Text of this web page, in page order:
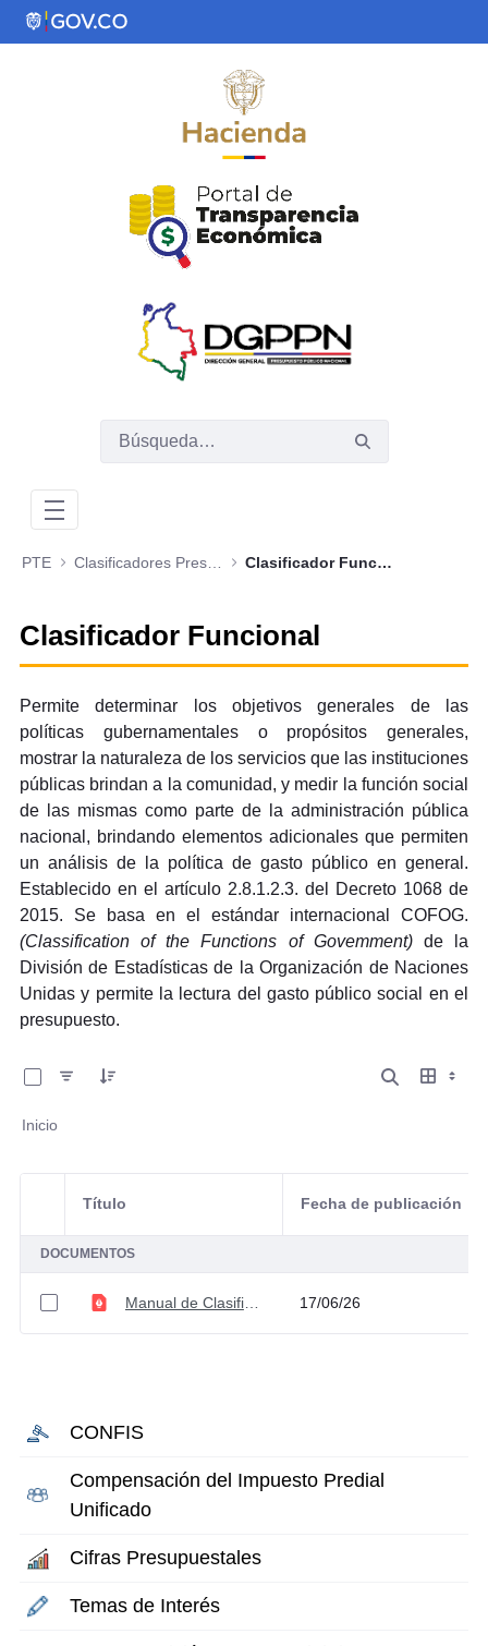
Saltar al contenido principal
PTE Clasificadores Presupuestales Clasificador Funcional
Clasificador Funcional
Permite determinar los objetivos generales de las
políticas gubernamentales o propósitos generales,
mostrar la naturaleza de los servicios que las instituciones
públicas brindan a la comunidad, y medir la función social
de las mismas como parte de la administración pública
nacional, brindando elementos adicionales que permiten
un análisis de la política de gasto público en general.
Establecido en el artículo 2.8.1.2.3. del Decreto 1068 de
2015. Se basa en el estándar internacional COFOG.
(Classification of the Functions of Govemment) de la
División de Estadísticas de la Organización de Naciones
Unidas y permite la lectura del gasto público social en el
presupuesto.
Inicio
Selección del elemento
Título Fecha de publicación
DOCUMENTOS
Manual de Clasificación Funcional 17/06/26
CONFIS
Compensación del Impuesto Predial
Unificado
Cifras Presupuestales
Temas de Interés